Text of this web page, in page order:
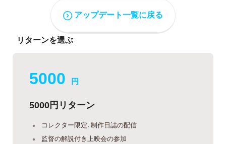
アップデート一覧に戻る
リターンを選ぶ
5000 円
5000円リターン
コレクター限定、制作日誌の配信
監督の解説付き上映会の参加